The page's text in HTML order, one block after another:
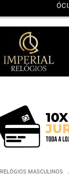
RELÓGIOS MASCULINOS